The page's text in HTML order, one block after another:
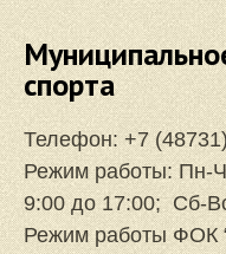
спорта
Телефон:+7
Режим работы: Пн-
9:00 до 17:00; Сб-
Режим работы ФОК